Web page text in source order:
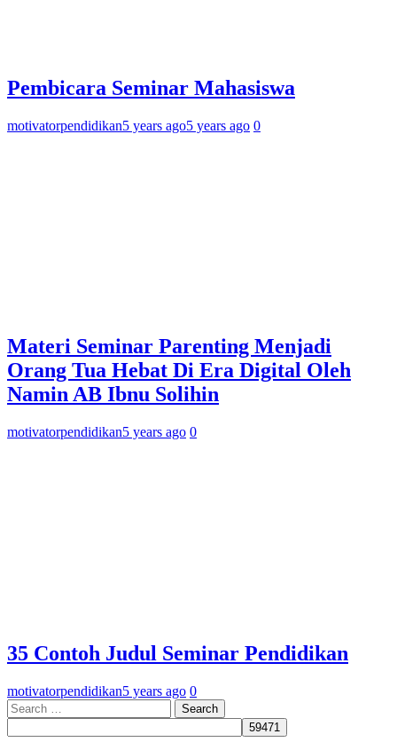
Pembicara Seminar Mahasiswa
motivatorpendidikan5 years ago5 years ago 0
Materi Seminar Parenting Menjadi
Orang Tua Hebat Di Era Digital Oleh
Namin AB Ibnu Solihin
motivatorpendidikan5 years ago 0
35 Contoh Judul Seminar Pendidikan
motivatorpendidikan5 years ago 0
Search
for: